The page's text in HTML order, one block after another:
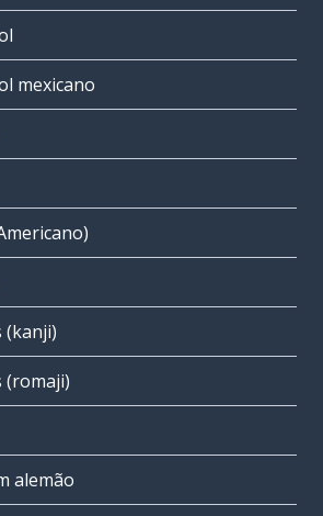
mexicano
(kanji)
(romaji)
alemão